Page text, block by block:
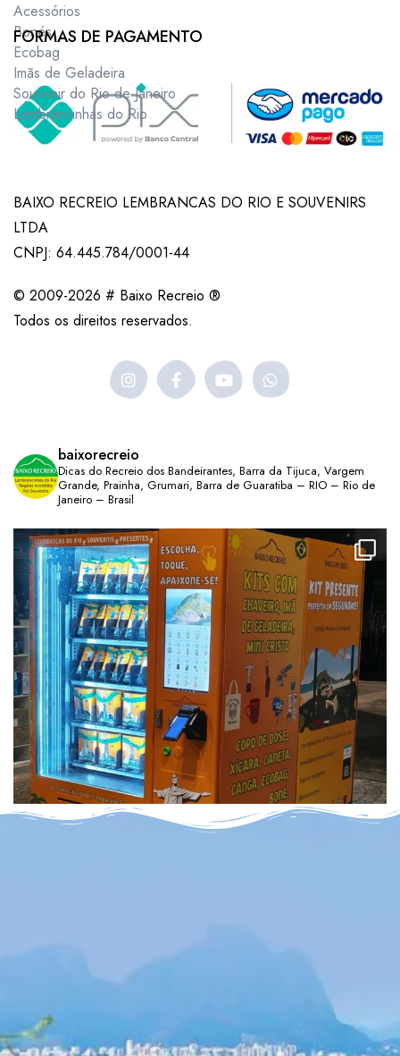
Acessórios
Bonés
Ecobag
Imãs de Geladeira
Souvenir do Rio de Janeiro
Lembrancinhas do Rio
FORMAS DE PAGAMENTO
BAIXO RECREIO LEMBRANCAS DO RIO E SOUVENIRS
LTDA
CNPJ: 64.445.784/0001-44
© 2009-2026 # Baixo Recreio ®
Todos os direitos reservados.
baixorecreio
Dicas do Recreio dos Bandeirantes, Barra da Tijuca, Vargem
Grande, Prainha, Grumari, Barra de Guaratiba – RIO – Rio de
Janeiro – Brasil